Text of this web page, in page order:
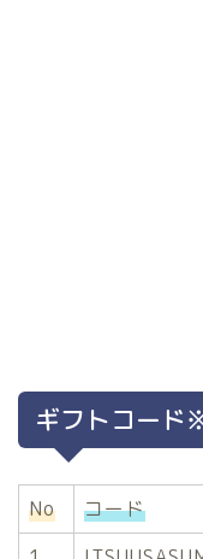
ギフトコー
No コード